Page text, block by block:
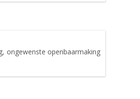
ongewenste openbaarmaking